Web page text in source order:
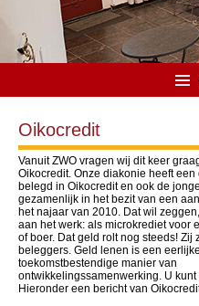
Oikocredit
Vanuit ZWO vragen wij dit keer
Oikocredit. Onze diakonie heeft
belegd in Oikocredit en ook de
gezamenlijk in het bezit van een
het najaar van 2010. Dat wil
aan het werk: als microkrediet voor
of boer. Dat geld rolt nog steeds! Zij
beleggers. Geld lenen is een
toekomstbestendige manier van
ontwikkelingssamenwerking. U kunt
Hieronder een bericht van